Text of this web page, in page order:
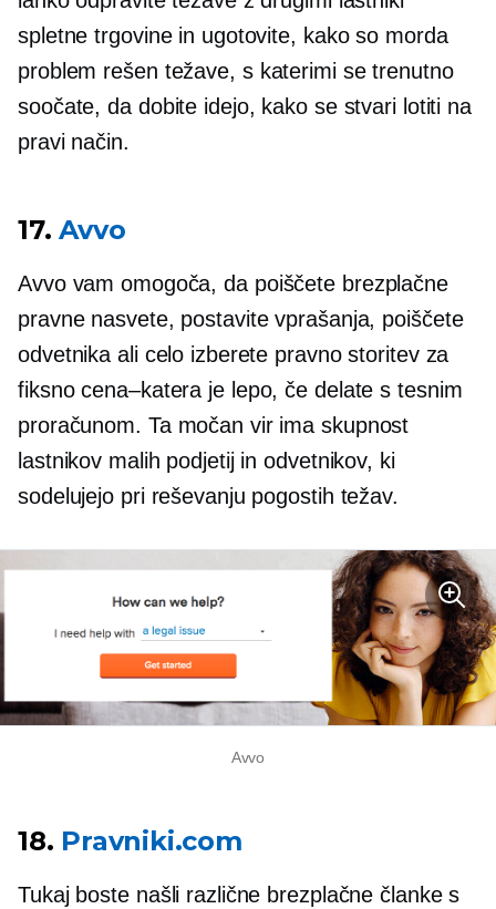
spletne trgovine in ugotovite, kako so morda
problem rešen težave, s katerimi se trenutno
soočate, da dobite idejo, kako se stvari lotiti na
pravi način.
17.Avvo
Avvo vam omogoča, da poiščete brezplačne
pravne nasvete, postavite vprašanja, poiščete
odvetnika ali celo izberete pravno storitev za
fiksnocena–katera je lepo, če delate s tesnim
proračunom. Ta močan vir ima skupnost
lastnikov malih podjetij in odvetnikov, ki
sodelujejo pri reševanju pogostih težav.
Avvo
18. Pravniki.com
Tukaj boste našli različne brezplačne članke s